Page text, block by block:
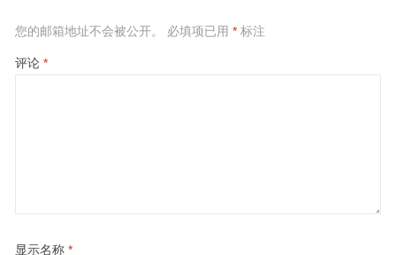
您的邮箱地址不会被公开。 必填项已用 *标注
评论 *
显示名称 *